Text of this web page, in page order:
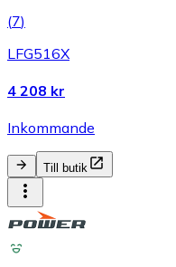
(7)
LFG516X
4 208 kr
Inkommande
Till butik